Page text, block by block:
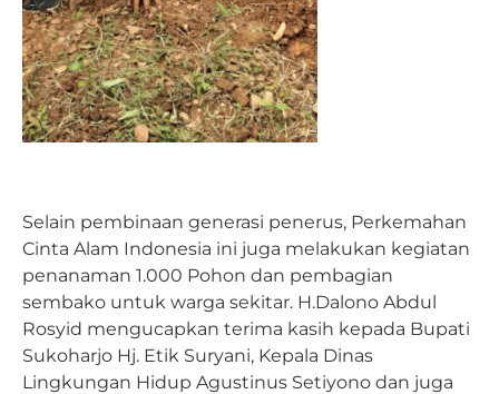
Selain pembinaan generasi penerus, Perkemahan
Cinta Alam Indonesia ini juga melakukan kegiatan
penanaman 1.000 Pohon dan pembagian
sembako untuk warga sekitar. H.Dalono Abdul
Rosyid mengucapkan terima kasih kepada Bupati
Sukoharjo Hj. Etik Suryani, Kepala Dinas
Lingkungan Hidup Agustinus Setiyono dan juga